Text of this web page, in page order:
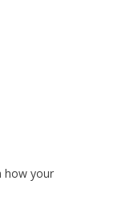
how your